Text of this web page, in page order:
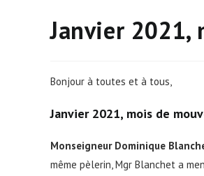
Janvier 2021,
Bonjour à toutes et à tous,
Janvier 2021, mois de
Monseigneur Dominique
même pèlerin, Mgr Blanchet a